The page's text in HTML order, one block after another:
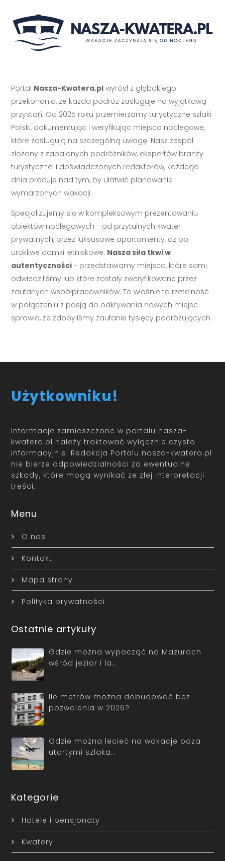
Portal Nasza-Kwatera.pl wyrósł z głębokiego
przekonania, że każda podróż zasługuje na wyjątkową
przystań. Od 2025 roku przemierzamy turystyczne szlaki
Polski, dokumentując i weryfikując miejsca noclegowe,
które zasługują na szczególną uwagę. Nasz zespół
złożony z zapalonych podróżników, ekspertów branży
turystycznej i doświadczonych redaktorów, każdego
dnia pracuje nad tym, by ułatwić planowanie
wymarzonych wakacji.
Specjalizujemy się w kompleksowym prezentowaniu
obiektów noclegowych - od przytulnych kwater
prywatnych, przez luksusowe apartamenty, aż po
urokliwe domki letniskowe. Nasza siła tkwi w
autentyczności - przedstawiamy miejsca, które sami
odwiedziliśmy lub które zostały zweryfikowane przez
zaufanych współpracowników. To właśnie ta rzetelność
w połączeniu z pasją do odkrywania nowych miejsc
sprawia, że zdobyliśmy zaufanie tysięcy podróżujących.
Użytkowniku!
Informacje zamieszczone w portalu nasza-
kwatera.pl należy traktować wyłącznie czysto
informacyjnie. Redakcja Portalu nasza-kwatera.pl
nie bierze odpowiedzialności za ewentualne
szkody, które mogą wynikać ze złej interpretacji
treści.
Menu
O nas
Kontakt
Mapa strony
Polityka prywatności
Ostatnie artykuły
Gdzie można wypocząć na Mazurach
wśród jezior i la…
Ile metrów można dobudować bez
pozwolenia w 2026?
Gdzie można lecieć na wakacje poza
utartymi szlaka…
Kategorie
Hotele i pensjonaty
Kwatery